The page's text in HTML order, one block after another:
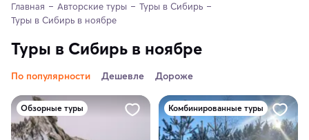
Главная Авторские туры
Туры в Сибирь
Туры в Сибирь в ноябре
Туры в Сибирь в ноябре
По популярности Дешевле Дороже
Обзорные туры Комбинированные туры